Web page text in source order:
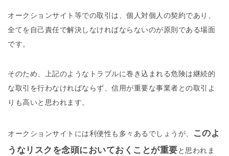
オークションサイト等での取引は、個人対個人の契約であり、
全てを自己責任で解決しなければならないのが原則である場面
です。
そのため、上記のようなトラブルに巻き込まれる危険は継続的
な取引を行わなければならず、信用が重要な事業者との取引よ
りも高いと思われます。
オークションサイトには利便性も多々あるでしょうが、
このよ
うなリスクを念頭においておくことが重要と思われま